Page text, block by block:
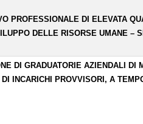
PROFESSIONALE DI ELEVATA
DELLE RISORSE UMANE –
DI GRADUATORIE AZIENDALI DI
INCARICHI PROVVISORI, A